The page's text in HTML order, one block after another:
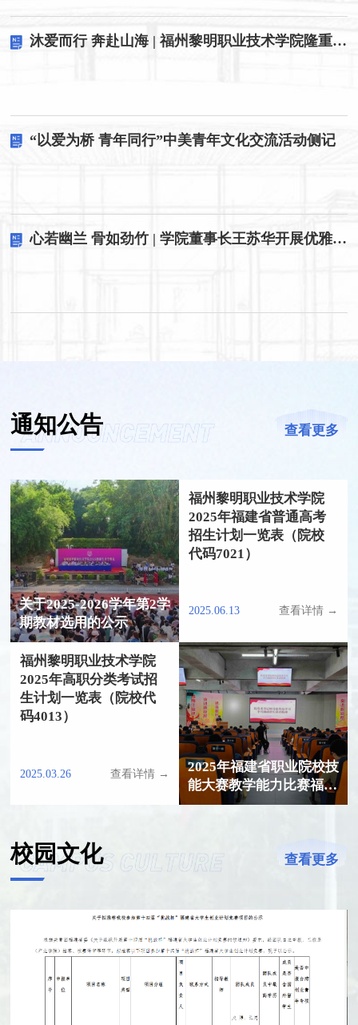
沐爱而行 奔赴山海 | 福州黎明职业技术学院隆重举行2026届毕业典礼
“以爱为桥 青年同行”中美青年文化交流活动侧记
心若幽兰 骨如劲竹 | 学院董事长王苏华开展优雅成长专题讲座
通知公告 查看更多
关于2025-2026学年第2学
期教材选用的公示
福州黎明职业技术学院
2025年福建省普通高考
招生计划一览表（院校
代码7021）
2025.06.13 查看详情 →
2025年福建省职业院校技
能大赛教学能力比赛福州
黎明职业技术学院参赛资
福州黎明职业技术学院
2025年高职分类考试招
生计划一览表（院校代
码4013）
2025.03.26 查看详情 →
校园文化 查看更多